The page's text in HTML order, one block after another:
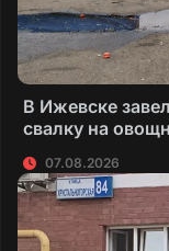
В Ижевске
свалку на
07.08.2026